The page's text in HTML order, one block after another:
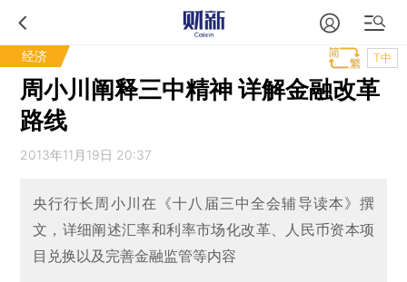
经济 T中
周小川阐释三中精神 详解金融改革
路线
2013年11月19日 20:37
央行行长周小川在《十八届三中全会辅导读本》撰
文，详细阐述汇率和利率市场化改革、人民币资本项
目兑换以及完善金融监管等内容